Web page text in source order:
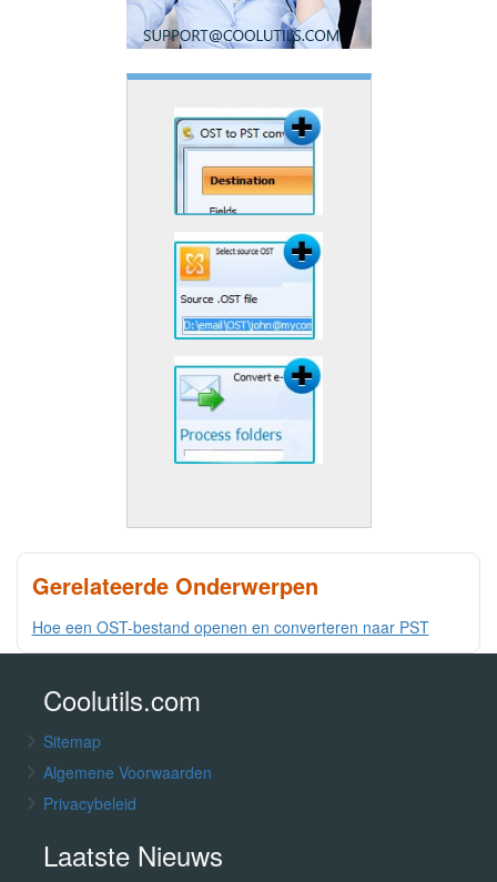
Gerelateerde Onderwerpen
Hoe een OST-bestand openen en converteren naar PST
Coolutils.com
Sitemap
Algemene Voorwaarden
Privacybeleid
Laatste Nieuws